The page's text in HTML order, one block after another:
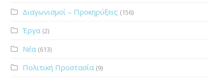
Διαγωνισμοί – Προκηρύξεις (156)
Έργα (2)
Νέα (613)
Πολιτική Προστασία (9)